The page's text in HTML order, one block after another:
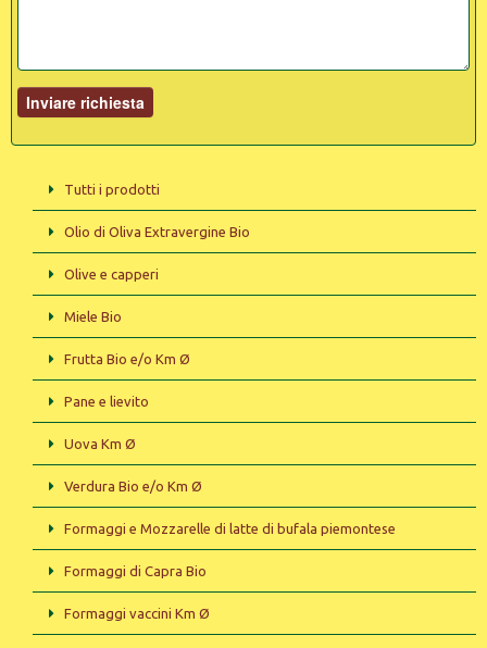
Tutti i prodotti
Olio di Oliva Extravergine Bio
Olive e capperi
Miele Bio
Frutta Bio e/o Km Ø
Pane e lievito
Uova Km Ø
Verdura Bio e/o Km Ø
Formaggi e Mozzarelle di latte di bufala piemontese
Formaggi di Capra Bio
Formaggi vaccini Km Ø